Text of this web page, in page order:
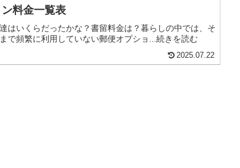
ン料金一覧表
はいくらだったかな？書留料金は？暮らしの中では、そ
で頻繁に利用していない郵便オプショ...続きを読む
2025.07.22